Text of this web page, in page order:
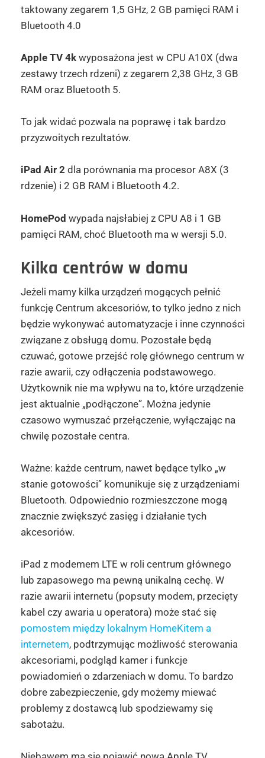
taktowany zegarem 1,5 GHz, 2 GB pamięci RAM i
Bluetooth 4.0
Apple TV 4kwyposażona jest w CPU A10X (dwa
zestawy trzech rdzeni) z zegarem 2,38 GHz, 3 GB
RAM oraz Bluetooth 5.
To jak widać pozwala na poprawę i tak bardzo
przyzwoitych rezultatów.
iPad Air 2 dla porównania ma procesor A8X (3
rdzenie) i 2 GB RAM i Bluetooth 4.2.
HomePod wypada najsłabiej z CPU A8 i 1 GB
pamięci RAM, choć Bluetooth ma w wersji 5.0.
Kilka centrów w domu
Jeżeli mamy kilka urządzeń mogących pełnić
funkcję Centrum akcesoriów, to tylko jedno z nich
będzie wykonywać automatyzacje i inne czynności
związane z obsługą domu. Pozostałe będą
czuwać, gotowe przejść rolę głównego centrum w
razie awarii, czy odłączenia podstawowego.
Użytkownik nie ma wpływu na to, które urządzenie
jest aktualnie „podłączone”. Można jedynie
czasowo wymuszać przełączenie, wyłączając na
chwilę pozostałe centra.
Ważne: każde centrum, nawet będące tylko „w
stanie gotowości” komunikuje się z urządzeniami
Bluetooth. Odpowiednio rozmieszczone mogą
znacznie zwiększyć zasięg i działanie tych
akcesoriów.
iPad z modemem LTE w roli centrum głównego
lub zapasowego ma pewną unikalną cechę. W
razie awarii internetu (popsuty modem, przecięty
kabel czy awaria u operatora) może stać się
pomostem między lokalnym HomeKitem a
internetem, podtrzymując możliwość sterowania
akcesoriami, podgląd kamer i funkcje
powiadomień o zdarzeniach w domu. To bardzo
dobre zabezpieczenie, gdy możemy miewać
problemy z dostawcą lub spodziewamy się
sabotażu.